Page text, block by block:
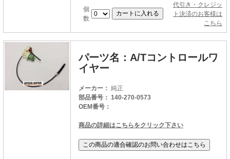
個
数
代引き・クレジッ
ト決済のお客様は
こちら
パーツ名：A/Tコントロールワ
イヤー
メーカー： 純正
部品番号： 140-270-0573
OEM番号：
商品の詳細はこちらをクリック下さい